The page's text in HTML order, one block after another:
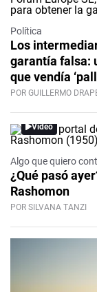
Política
Los
garantía falsa:
que vendía
POR GUILLERMO
Video
Algo que quiero
¿Qué pasó
Rashomon
POR SILVANA TANZI